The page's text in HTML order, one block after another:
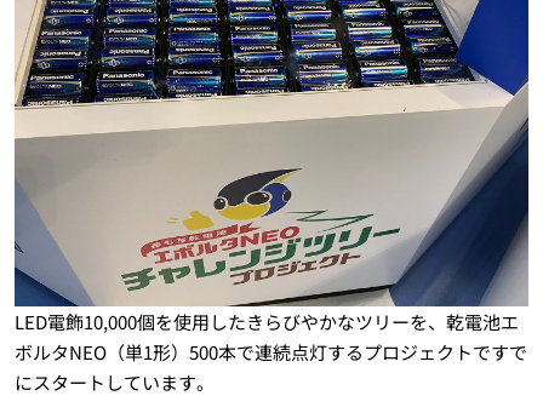
LED電飾10,000個を使用したきらびやかなツリーを、乾電池エ
ボルタNEO（単1形）500本で連続点灯するプロジェクトですで
にスタートしています。